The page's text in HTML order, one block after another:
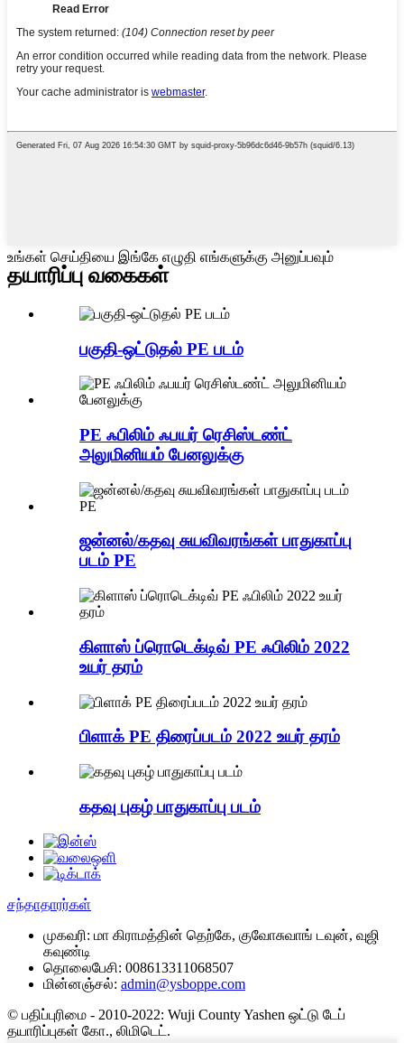
உங்கள் செய்தியை இங்கே எழுதி எங்களுக்கு அனுப்பவும்
தயாரிப்பு வகைகள்
பகுதி-ஒட்டுதல் PE படம்
PE ஃபிலிம் ஃபயர் ரெசிஸ்டண்ட்
அலுமினியம் பேனலுக்கு
ஜன்னல்/கதவு சுயவிவரங்கள் பாதுகாப்பு
படம் PE
கிளாஸ் ப்ரொடெக்டிவ் PE ஃபிலிம் 2022
உயர் தரம்
பிளாக் PE திரைப்படம் 2022 உயர் தரம்
கதவு புகழ் பாதுகாப்பு படம்
சந்தாதாரர்கள்
முகவரி: மா கிராமத்தின் தெற்கே, குவோசுவாங் டவுன், வுஜி
கவுண்டி
தொலைபேசி: 008613311068507
மின்னஞ்சல்: admin@ysboppe.com
© பதிப்புரிமை - 2010-2022: Wuji County Yashen ஒட்டு டேப்
தயாரிப்புகள் கோ., லிமிடெட்.